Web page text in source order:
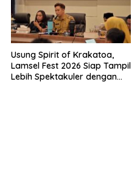
Usung Spirit of Krakatoa,
Lamsel Fest 2026 Siap Tampil
Lebih Spektakuler dengan